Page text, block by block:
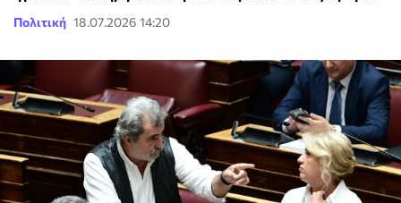
Πολιτική 18.07.2026 14:20